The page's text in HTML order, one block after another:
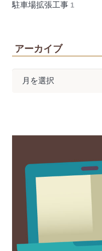
駐車場拡張工事 1
アーカイブ